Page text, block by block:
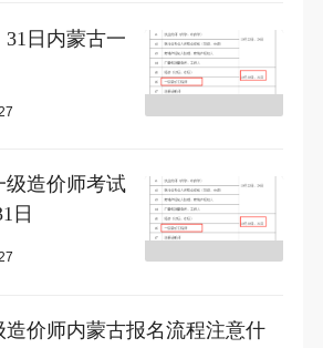
31日内蒙古一
级造价师考试
日
造价师内蒙古报名流程注意什